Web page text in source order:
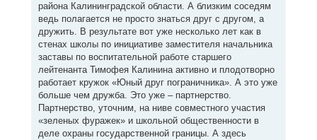
района Калининградской области. А близким соседям
ведь полагается не просто знаться друг с другом, а
дружить. В результате вот уже несколько лет как в
стенах школы по инициативе заместителя начальника
заставы по воспитательной работе старшего
лейтенанта Тимофея Калинина активно и плодотворно
работает кружок «Юный друг пограничника». А это уже
больше чем дружба. Это уже – партнерство.
Партнерство, уточним, на ниве совместного участия
«зеленых фуражек» и школьной общественности в
деле охраны государственной границы. А здесь